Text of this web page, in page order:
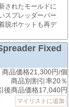
されたモールドに
スプレッダーバー
脱ポケットも再デ
Fixed
商品価格21,300円/個
商品別割引率20％
後商品価格17,040円
マイリストに追加